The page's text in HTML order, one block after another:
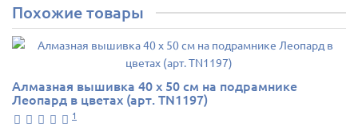
Похожие товары
Алмазная вышивка 40 х 50 см на подрамнике
Леопард в цветах (арт. TN1197)
1